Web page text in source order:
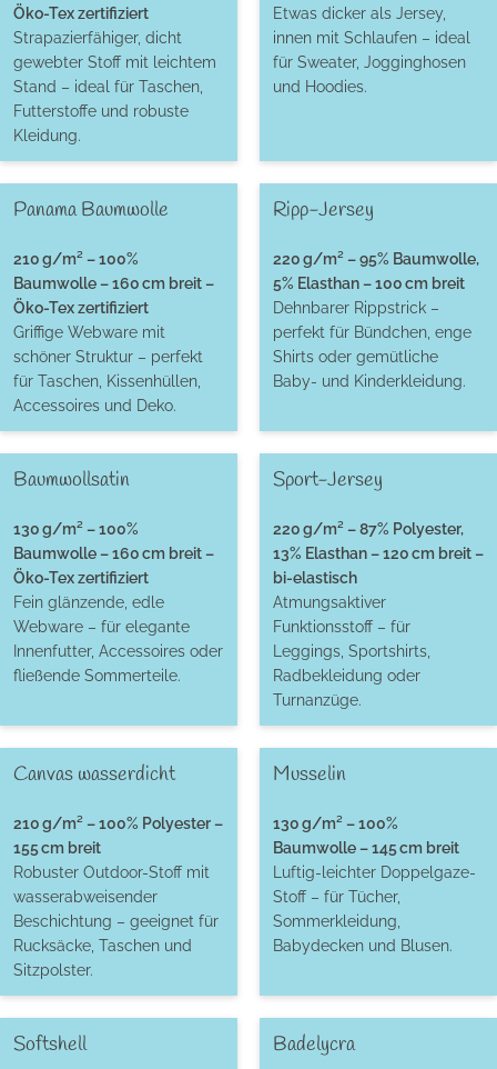
Öko-Tex zertifiziert
Strapazierfähiger, dicht
gewebter Stoff mit leichtem
Stand – ideal für Taschen,
Futterstoffe und robuste
Kleidung.
Etwas dicker als Jersey,
innen mit Schlaufen – ideal
für Sweater, Jogginghosen
und Hoodies.
Panama Baumwolle
210 g/m² – 100%
Baumwolle – 160 cm breit –
Öko-Tex zertifiziert
Griffige Webware mit
schöner Struktur – perfekt
für Taschen, Kissenhüllen,
Accessoires und Deko.
Ripp-Jersey
220 g/m² – 95% Baumwolle,
5% Elasthan – 100 cm breit
Dehnbarer Rippstrick –
perfekt für Bündchen, enge
Shirts oder gemütliche
Baby- und Kinderkleidung.
Baumwollsatin
130 g/m² – 100%
Baumwolle – 160 cm breit –
Öko-Tex zertifiziert
Fein glänzende, edle
Webware – für elegante
Innenfutter, Accessoires oder
fließende Sommerteile.
Sport-Jersey
220 g/m² – 87% Polyester,
13% Elasthan – 120 cm breit –
bi-elastisch
Atmungsaktiver
Funktionsstoff – für
Leggings, Sportshirts,
Radbekleidung oder
Turnanzüge.
Canvas wasserdicht
210 g/m² – 100% Polyester –
155 cm breit
Robuster Outdoor-Stoff mit
wasserabweisender
Beschichtung – geeignet für
Rucksäcke, Taschen und
Sitzpolster.
Musselin
130 g/m² – 100%
Baumwolle – 145 cm breit
Luftig-leichter Doppelgaze-
Stoff – für Tücher,
Sommerkleidung,
Babydecken und Blusen.
Softshell Badelycra